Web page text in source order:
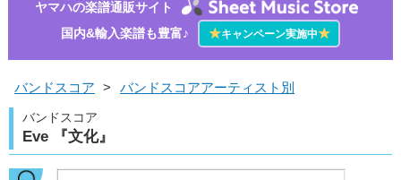
ヤマハの楽譜通販サイト
国内&輸入楽譜も豊富♪
★キャンペーン実施中★
バンドスコア > バンドスコアアーティスト別
バンドスコア
Eve 『文化』